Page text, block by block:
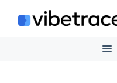
para